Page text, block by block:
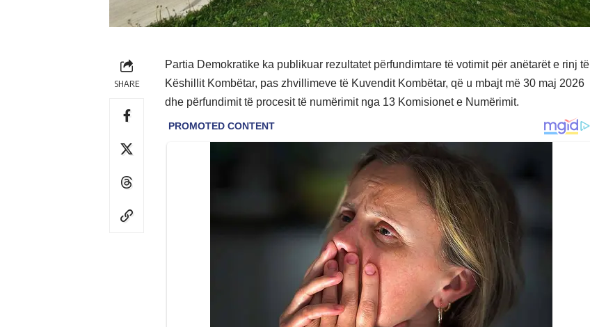
SHARE
Partia Demokratike ka publikuar rezultatet përfundimtare të votimit për anëtarët e rinj të
Këshillit Kombëtar, pas zhvillimeve të Kuvendit Kombëtar, që u mbajt më 30 maj 2026
dhe përfundimit të procesit të numërimit nga 13 Komisionet e Numërimit.